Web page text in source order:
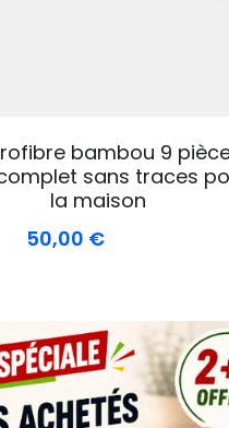
bambou 9
sans traces
la maison
50,00 €